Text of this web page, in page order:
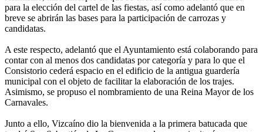
para la elección del cartel de las fiestas, así como adelantó que en
breve se abrirán las bases para la participación de carrozas y
candidatas.
A este respecto, adelantó que el Ayuntamiento está colaborando para
contar con al menos dos candidatas por categoría y para lo que el
Consistorio cederá espacio en el edificio de la antigua guardería
municipal con el objeto de facilitar la elaboración de los trajes.
Asimismo, se propuso el nombramiento de una Reina Mayor de los
Carnavales.
Junto a ello, Vizcaíno dio la bienvenida a la primera batucada que